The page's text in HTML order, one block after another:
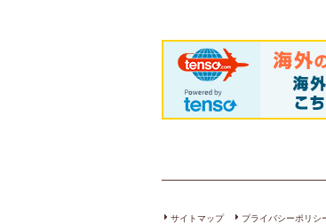
サイトマップ プライバシーポリシ